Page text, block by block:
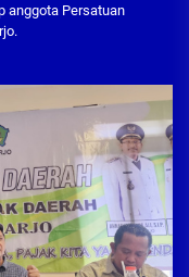
anggota Persatuan